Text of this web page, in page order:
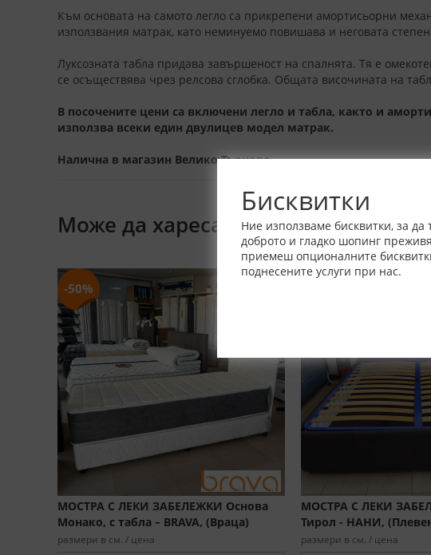
Бисквитки
Ние използваме бисквитки, за
доброто и гладко шопинг
приемеш опционалните
поднесените услуги при нас.
Към основата на самото легло са прикрепени амортисьорни
използвания матрак, като неминуемо повишава и неговата
Луксозната табла придава завършеност на спалнята. Тя е
се осъществява чрез релсова сглобка. Общата височината на
В посочените цени са включени легло и табла, както и
използва всеки един двулицев модел матрак.
Налична в магазин Велико Търново.
Може да харесате също
-50%
МОСТРА С ЛЕКИ ЗАБЕЛЕЖКИ Основа
Монако, с табла – BRAVA, (Враца)
размери в см. / цена
МОСТРА С ЛЕКИ
Тирол - НАНИ,
размери в см. / цена